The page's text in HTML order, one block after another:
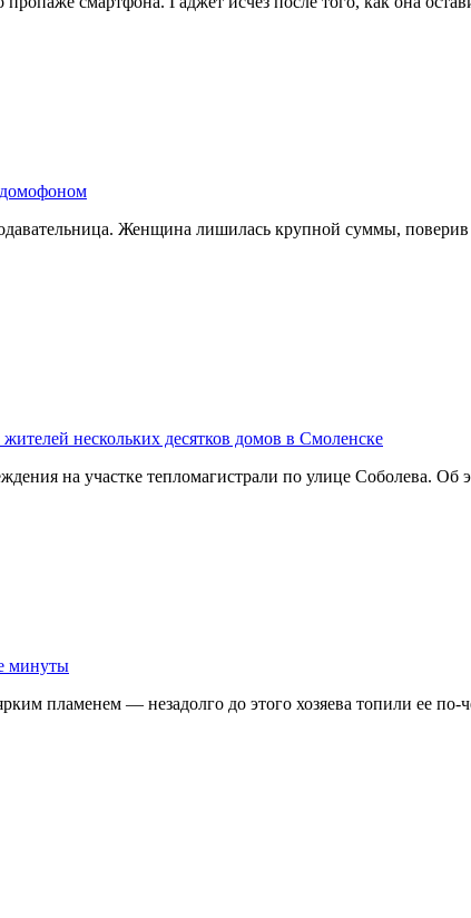
домофоном
Женщина лишилась крупной суммы,
нескольких десятков домов в Смоленске
на участке тепломагистрали по улице Соболева.
минуты
пламенем — незадолго до этого хозяева топили ее